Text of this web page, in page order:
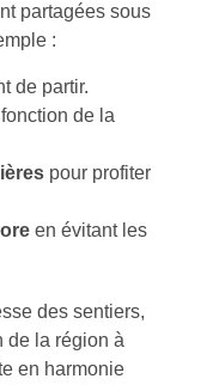
partagées sous
:
de partir.
de la
pour profiter
en évitant les
des sentiers,
de la région à
en harmonie